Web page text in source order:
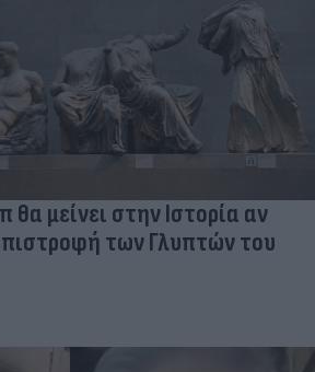
μείνει στην Ιστορία αν
των Γλυπτών του